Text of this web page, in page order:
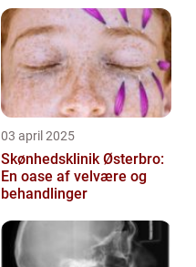
03 april 2025
Skønhedsklinik Østerbro:
En oase af velvære og
behandlinger